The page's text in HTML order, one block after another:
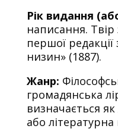
Рік видання
написання.
першої
низин» (1887).
Жанр:
громадянська
визначається
або